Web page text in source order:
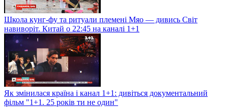
Школа кунг-фу та ритуали племені Мяо — дивись Світ
навиворіт. Китай о 22:45 на каналі 1+1
Як змінилася країна і канал 1+1: дивіться документальний
фільм "1+1. 25 років ти не один"